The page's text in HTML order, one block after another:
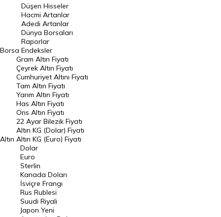
Hacmi Artanlar
Geçmiş Kapanışlar
Dünya Borsaları
Raporlar
Endeksler
DÖVİZ
Döviz Kuru
Dolar Kuru
Euro Kuru
Pound Kuru
Frank Kuru
Riyal Kuru
Avustralya Doları
Borsa
Düşen Hisseler
Hacmi Artanlar
Adedi Artanlar
Dünya Borsaları
Raporlar
Endeksler
Altın
Gram Altın Fiyatı
Çeyrek Altın Fiyatı
Cumhuriyet Altını Fiyatı
Tam Altın Fiyatı
Yarım Altın Fiyatı
Has Altın Fiyatı
Ons Altın Fiyatı
22 Ayar Bilezik Fiyatı
Altın KG (Dolar) Fiyatı
Altın KG (Euro) Fiyatı
Dolar
Euro
Sterlin
Kanada Doları
İsviçre Frangı
Rus Rublesi
Suudi Riyali
Japon Yeni